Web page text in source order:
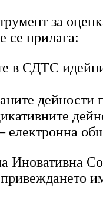
за
се прилага:
в СДТС
дейности
електронна
Иновативна